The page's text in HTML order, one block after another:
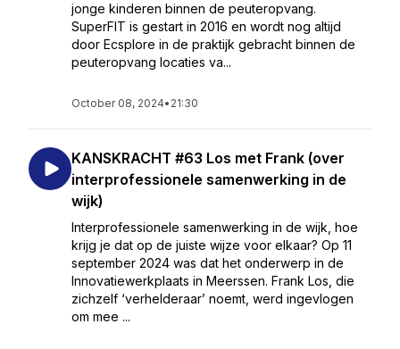
jonge kinderen binnen de peuteropvang.
SuperFIT is gestart in 2016 en wordt nog altijd
door Ecsplore in de praktijk gebracht binnen de
peuteropvang locaties va...
October 08, 2024• 21:30
KANSKRACHT #63 Los met Frank (over
interprofessionele samenwerking in de
wijk)
Interprofessionele samenwerking in de wijk, hoe
krijg je dat op de juiste wijze voor elkaar? Op 11
september 2024 was dat het onderwerp in de
Innovatiewerkplaats in Meerssen. Frank Los, die
zichzelf ‘verhelderaar’ noemt, werd ingevlogen
om mee ...